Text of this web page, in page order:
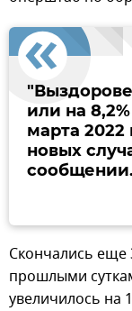
или на
марта 2022
новых
сообщении.
Скончались еще
прошлыми
увеличилось на